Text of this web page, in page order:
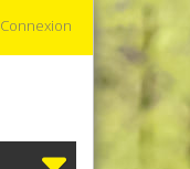
Connexion